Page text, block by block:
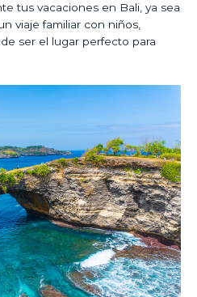
tus vacaciones en Bali, ya sea
viaje familiar con niños,
ser el lugar perfecto para